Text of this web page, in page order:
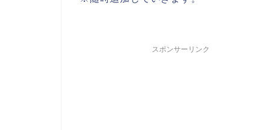
スポンサーリンク